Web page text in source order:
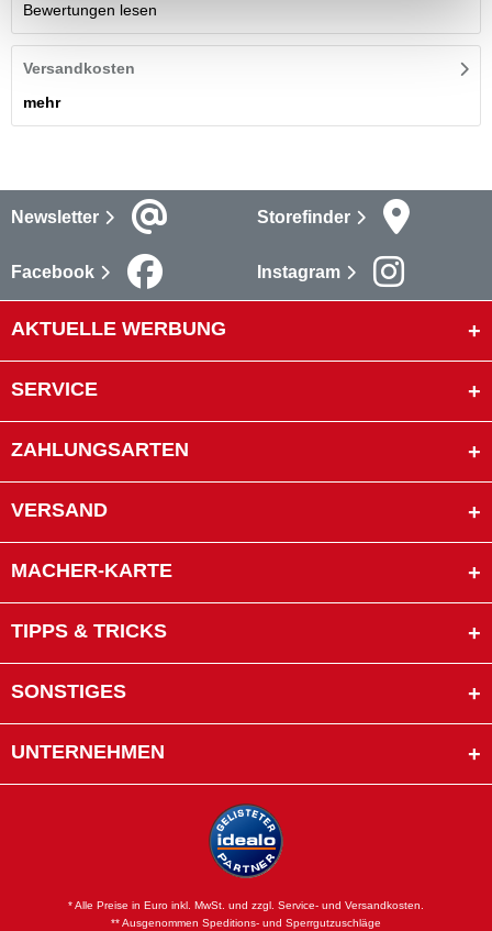
Bewertungen lesen
Versandkosten
mehr
Newsletter Storefinder
Facebook Instagram
AKTUELLE WERBUNG
SERVICE
ZAHLUNGSARTEN
VERSAND
MACHER-KARTE
TIPPS & TRICKS
SONSTIGES
UNTERNEHMEN
* Alle Preise in Euro inkl. MwSt. und zzgl. Service- und Versandkosten.
** Ausgenommen Speditions- und Sperrgutzuschläge